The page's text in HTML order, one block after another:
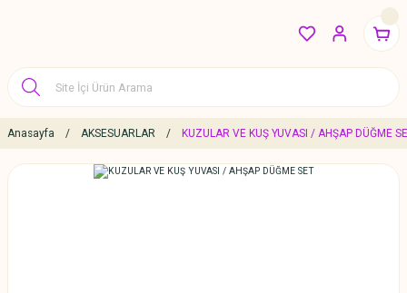
Anasayfa AKSESUARLAR KUZULAR VE KUŞ YUVASI / AHŞAP DÜĞME